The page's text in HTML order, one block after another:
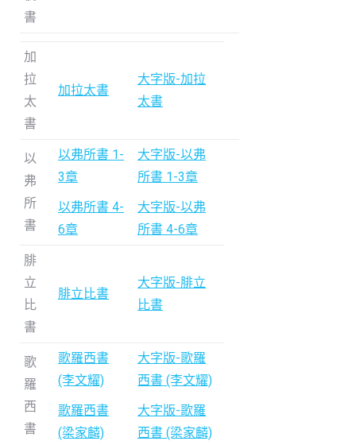
書
加
拉
太
書
加拉太書
大字版-加拉
太書
以
弗
所
書
以弗所書 1-
3章
以弗所書 4-
6章
大字版-以弗
所書 1-3章
大字版-以弗
所書 4-6章
腓
立
比
書
腓立比書
大字版-腓立
比書
歌
羅
西
書
歌羅西書
(李文耀)
歌羅西書
(梁家麟)
大字版-歌羅
西書 (李文耀)
大字版-歌羅
西書 (梁家麟)